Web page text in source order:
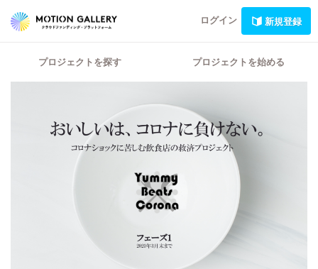
ログイン 新規登録
プロジェクトを探す プロジェクトを始める